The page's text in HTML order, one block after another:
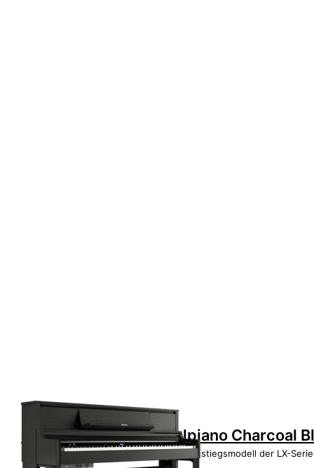
Zu diesem Produkt liegen noch keine Bewertungen
Roland LX-5 CH Digitalpiano Charcoal
Das LX-5 bietet als Upright Piano und Einstiegsmodell der LX-